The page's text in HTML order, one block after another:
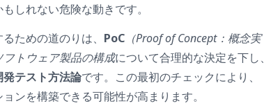
しれない危険な動きです。
ための道のりは、 PoC （Proof of Concept：概念実
フトウェア製品の構成について合理的な決定を下し、
発テスト方法論です。この最初のチェックにより、
ンを構築できる可能性が高まります。